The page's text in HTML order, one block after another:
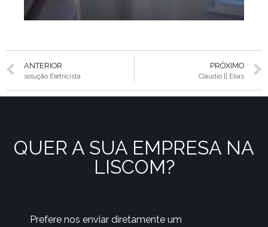
ANTERIOR
solução Eletricista
PRÓXIMO
Cláudio || Elias
QUER A SUA EMPRESA NA
LISCOM?
Prefere nos enviar diretamente um